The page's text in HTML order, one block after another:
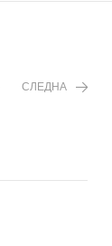
СЛЕДНА